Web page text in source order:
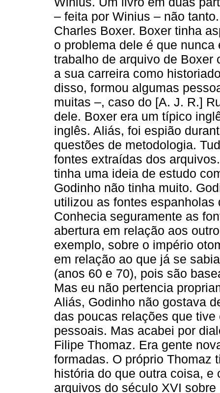
– feita por Winius – não
Charles Boxer. Boxer tinha
o problema dele é que
trabalho de arquivo de
a sua carreira como
disso, formou algumas
muitas –, caso do [A. J. R.]
dele. Boxer era um típico
inglês. Aliás, foi espião
questões de metodologia.
fontes extraídas dos
tinha uma ideia de estudo
Godinho não tinha muito.
utilizou as fontes
Conhecia seguramente as
abertura em relação aos
exemplo, sobre o império
em relação ao que já se
(anos 60 e 70), pois são
Mas eu não pertencia
Aliás, Godinho não gostava
das poucas relações que
pessoais. Mas acabei por
Filipe Thomaz. Era gente
formadas. O próprio Thomaz
história do que outra coisa,
arquivos do século XVI